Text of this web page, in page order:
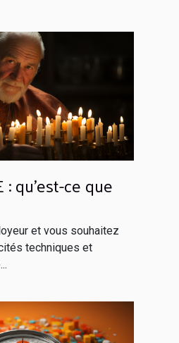
: qu’est-ce que
et vous souhaitez
techniques et